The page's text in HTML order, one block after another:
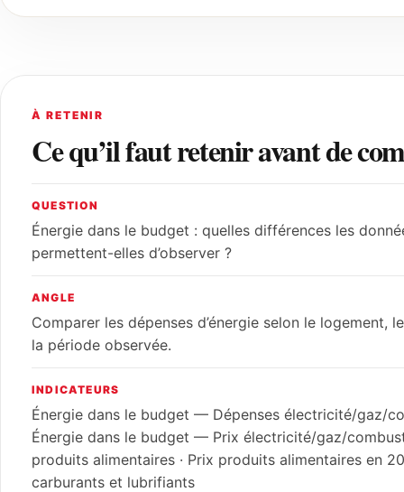
À RETENIR
Ce qu’il faut retenir avant de
QUESTION
Énergie dans le budget : quelles différences les
permettent-elles d’observer ?
ANGLE
Comparer les dépenses d’énergie selon le logement,
la période observée.
INDICATEURS
Énergie dans le budget — Dépenses électricité/gaz/
Énergie dans le budget — Prix électricité/gaz/
produits alimentaires · Prix produits alimentaires en
carburants et lubrifiants